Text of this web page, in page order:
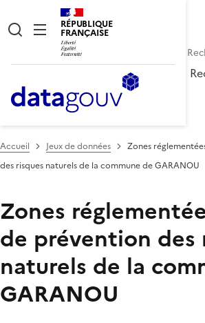
RÉPUBLIQUE
FRANÇAISE
Accueil Jeux de données
Zones
des risques naturels de la commune de GARANOU
Zones
de prévention des
naturels de la
GARANOU